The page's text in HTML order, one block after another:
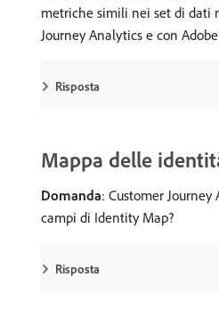
metriche simili nei set di dati
Journey Analytics e con
Risposta
Mappa delle
Domanda: Customer
campi di Identity Map?
Risposta